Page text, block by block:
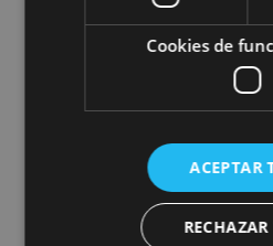
Cookies de
ACEPTAR